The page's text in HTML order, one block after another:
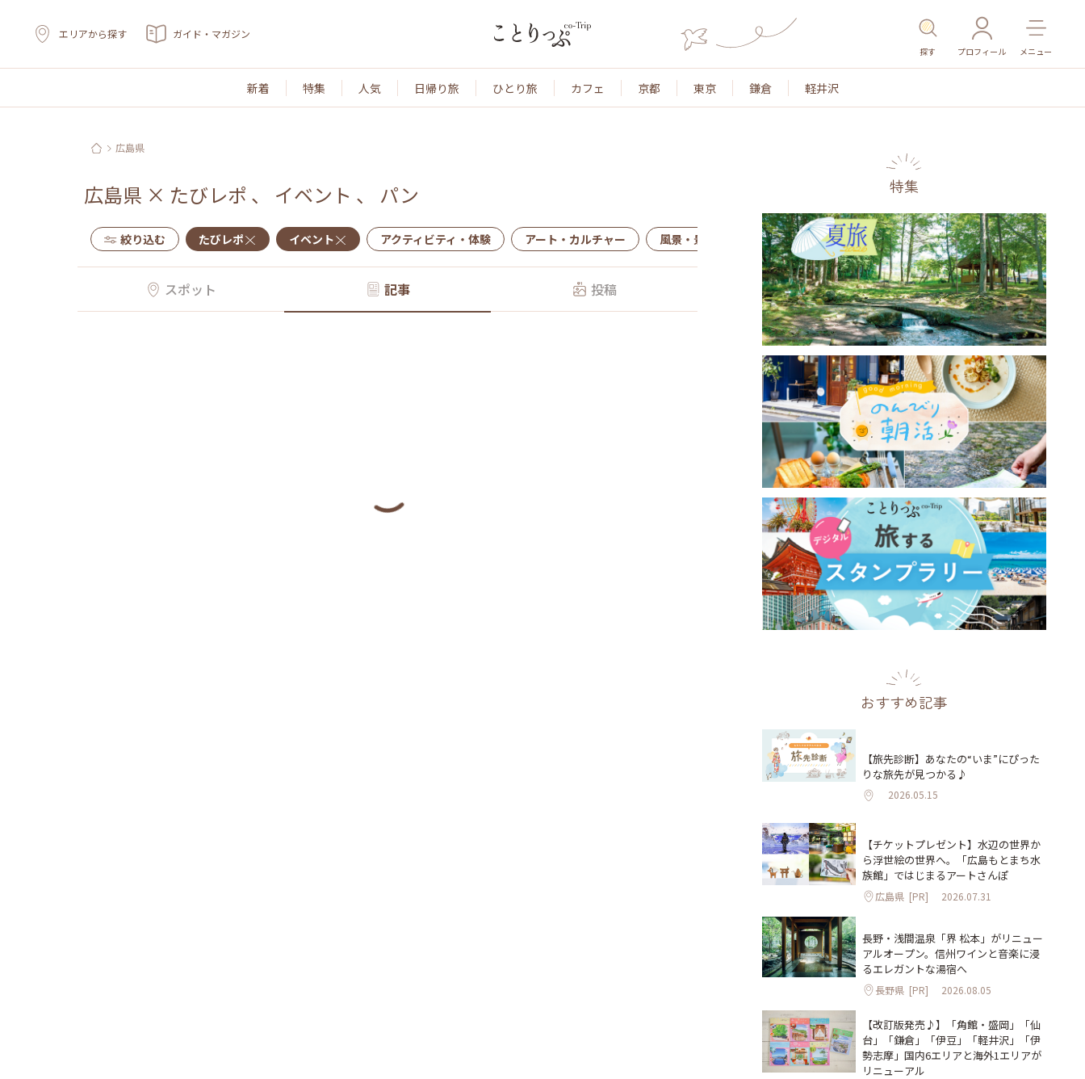
エリアから探す ガイド・マガジン
探す プロフィール メニュー
新着 特集 人気 日帰り旅 ひとり旅 カフェ 京都 東京 鎌倉 軽井沢
広島県
広島県 × たびレポ 、 イベント 、 パン
絞り込む たびレポ イベント アクティビティ・体験 アート・カルチャー 風景・景色 名所・旧跡 温泉・スパ その他施設 ごはん
スポット 記事 投稿
特集
おすすめ記事
【旅先診断】あなたの“いま”にぴった
りな旅先が見つかる♪
2026.05.15
【チケットプレゼント】水辺の世界か
ら浮世絵の世界へ。「広島もとまち水
族館」ではじまるアートさんぽ
広島県 [PR] 2026.07.31
長野・浅間温泉「界 松本」がリニュー
アルオープン。信州ワインと音楽に浸
るエレガントな湯宿へ
長野県 [PR] 2026.08.05
【改訂版発売♪】「角館・盛岡」「仙
台」「鎌倉」「伊豆」「軽井沢」「伊
勢志摩」国内6エリアと海外1エリアが
リニューアル